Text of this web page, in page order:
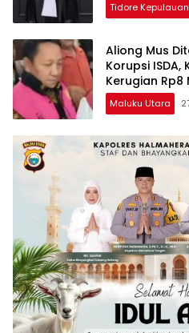
Tidore Kepulauan
Aliong Mus
Korupsi
Kerugian Rp8
Maluku Utara